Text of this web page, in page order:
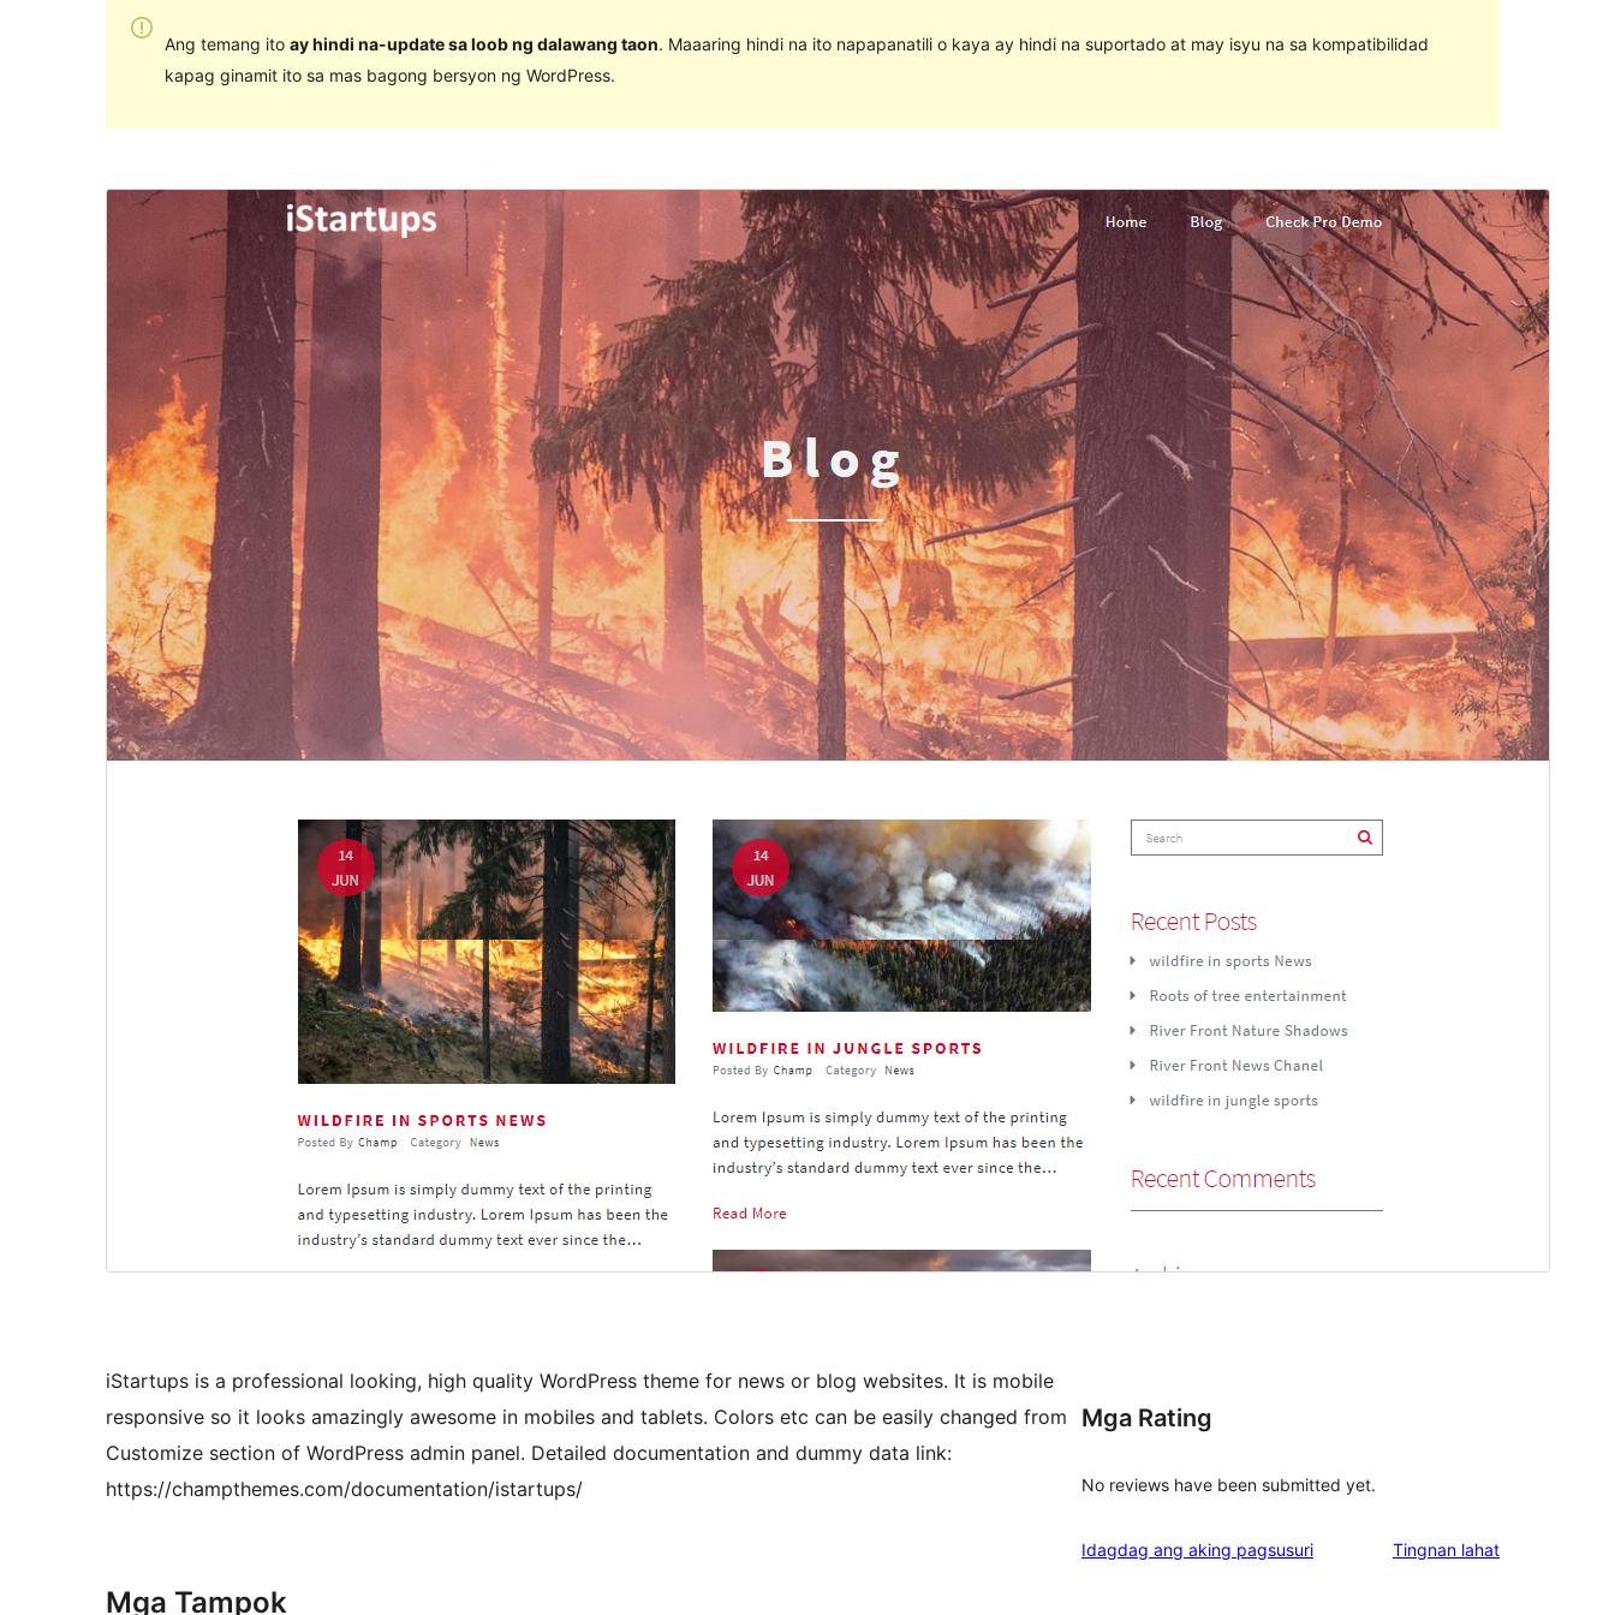
Ang temang ito ay hindi na-update sa loob ng dalawang taon. Maaaring hindi na ito napapanatili o kaya ay hindi na suportado at may isyu na sa kompatibilidad
kapag ginamit ito sa mas bagong bersyon ng WordPress.
I-preview I-download
Bersyon
1.3
Huling na-update
Agosto 12, 2017
Mga aktibong pag-install
10+
Bersyon ng WordPress
Homepage ng tema
iStartups is a professional looking, high quality WordPress theme for news or blog websites. It is mobile
responsive so it looks amazingly awesome in mobiles and tablets. Colors etc can be easily changed from
Customize section of WordPress admin panel. Detailed documentation and dummy data link:
https://champthemes.com/documentation/istartups/
Mga Tampok
Mga Rating
No reviews have been submitted yet.
Idagdag ang aking pagsusuri Tingnan lahatng